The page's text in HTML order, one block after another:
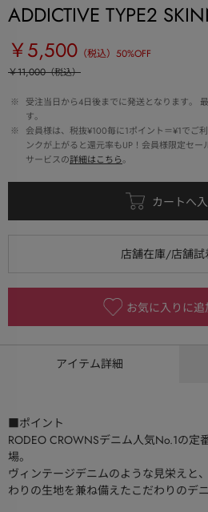
ADDICTIVE TYPE2
￥5,500 （税込） 50%OFF
￥11,000（税込）
※
受注当日から4日後までに発送となります。
す。
※
会員様は、税抜¥100毎に1ポイント＝¥1でご
ンクが上がると還元率もUP！会員様限定セ
サービスの詳細はこちら。
お気に入りに追
アイテム詳細
■ポイント
RODEO CROWNSデニム人気No.1の
場。
ヴィンテージデニムのような見栄えと
わりの生地を兼ね備えたこだわりのデ